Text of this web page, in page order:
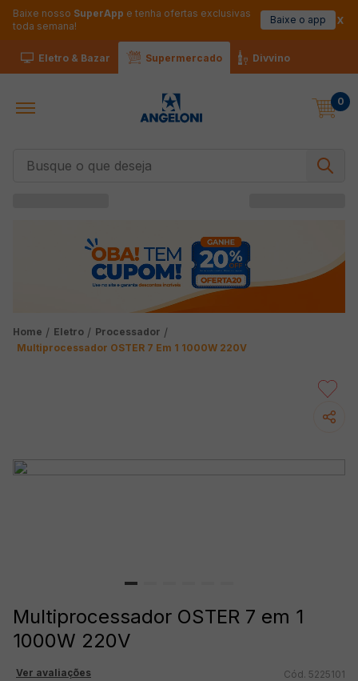
Baixe nosso SuperApp e tenha ofertas exclusivas
toda semana!
Baixe o app
Eletro & Bazar Supermercado Divvino
0
Eletro
Processador
Multiprocessador OSTER 7 Em 1 1000W 220V
Multiprocessador OSTER 7 em 1
1000W 220V
Ver avaliações 5225101